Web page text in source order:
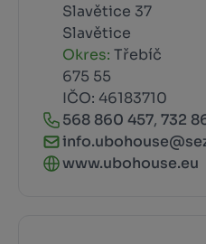
Slavětice 37
Slavětice
Okres: Třebíč
675 55
IČO: 46183710
568 860 457, 732
www.ubohouse.eu